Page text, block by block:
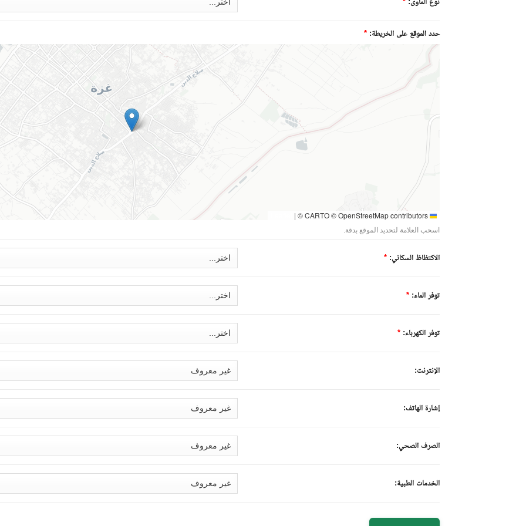
حدد الموقع على الخريطة: *
| © CARTO © OpenStreetMap contributors
اسحب العلامة لتحديد الموقع بدقة.
الاكتظاظ السكاني: *
توفر الماء: *
توفر الكهرباء: *
الإنترنت:
إشارة الهاتف:
الصرف الصحي:
الخدمات الطبية: